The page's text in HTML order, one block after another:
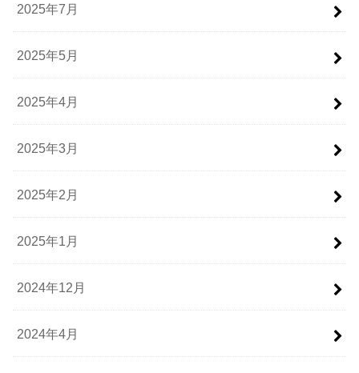
2025年7月
2025年5月
2025年4月
2025年3月
2025年2月
2025年1月
2024年12月
2024年4月